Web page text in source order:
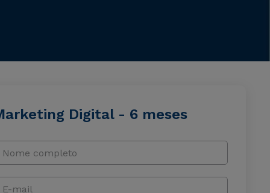
Digital - 6 meses
Nome completo
E-mail